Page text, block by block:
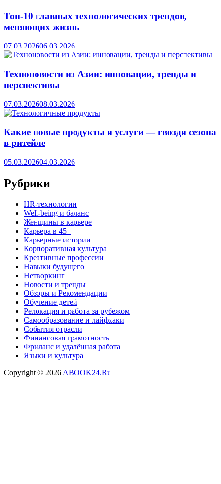
Топ-10 главных технологических трендов,
меняющих жизнь
07.03.202606.03.2026
Техноновости из Азии: инновации, тренды и
перспективы
07.03.202608.03.2026
Какие новые продукты и услуги — гвозди сезона
в ритейле
05.03.202604.03.2026
Рубрики
HR‑технологии
Well-being и баланс
Женщины в карьере
Карьера в 45+
Карьерные истории
Корпоративная культура
Креативные профессии
Навыки будущего
Нетворкинг
Новости и тренды
Обзоры и Рекомендации
Обучение детей
Релокация и работа за рубежом
Самообразование и лайфхаки
События отрасли
Финансовая грамотность
Фриланс и удалённая работа
Языки и культура
Copyright © 2026 ABOOK24.Ru